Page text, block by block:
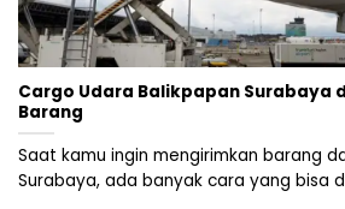
Cargo Udara Balikpapan Surabaya
Barang
Saat kamu ingin mengirimkan barang
Surabaya, ada banyak cara yang bisa